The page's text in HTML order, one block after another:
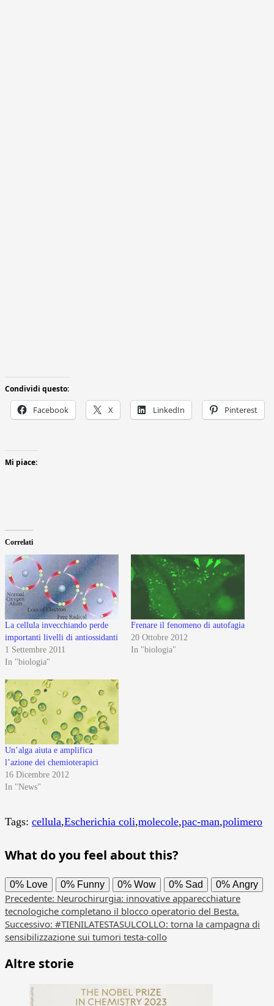
Condividi questo:
Facebook X LinkedIn Pinterest
Mi piace:
Correlati
La cellula invecchiando perde
importanti livelli di antiossidanti
1 Settembre 2011
In "biologia"
Frenare il fenomeno di autofagia
20 Ottobre 2012
In "biologia"
Un’alga aiuta e amplifica
l’azione dei chemioterapici
16 Dicembre 2012
In "News"
Tags: cellula,Escherichia coli,molecole,pac-man,polimero
What do you feel about this?
0% Love 0% Funny 0% Wow 0% Sad 0% Angry
Navigazione
articolo
Precedente: Neurochirurgia: innovative apparecchiature
tecnologiche completano il blocco operatorio del Besta.
Successivo: #TIENILATESTASULCOLLO: torna la campagna di
sensibilizzazione sui tumori testa-collo
Altre storie